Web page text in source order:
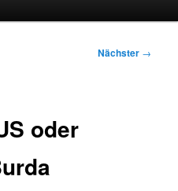
Nächster →
oder